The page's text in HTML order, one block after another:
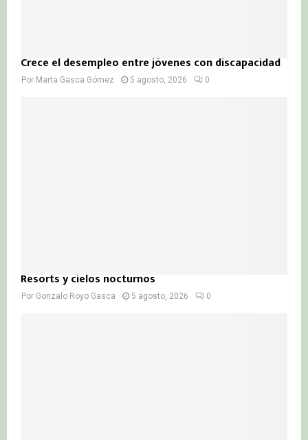
Crece el desempleo entre jóvenes con discapacidad
Por Marta Gasca Gómez 5 agosto, 2026 0
Resorts y cielos nocturnos
Por Gonzalo Royo Gasca 5 agosto, 2026 0